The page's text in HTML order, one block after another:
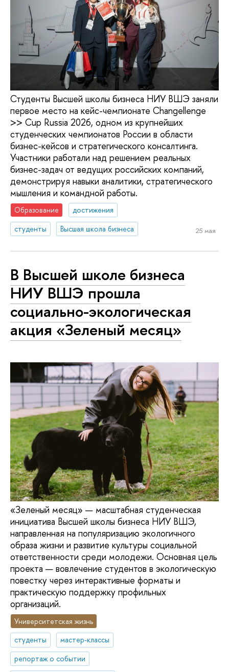
Студенты Высшей школы бизнеса НИУ ВШЭ заняли
первое место на кейс-чемпионате Changellenge
>> Cup Russia 2026, одном из крупнейших
студенческих чемпионатов России в области
бизнес-кейсов и стратегического консалтинга.
Участники работали над решением реальных
бизнес-задач от ведущих российских компаний,
демонстрируя навыки аналитики, стратегического
мышления и командной работы.
Образование
достижения
студенты
Высшая школа бизнеса 25 мая
В Высшей школе бизнеса
НИУ ВШЭ прошла
социально-экологическая
акция «Зеленый месяц»
«Зеленый месяц» — масштабная студенческая
инициатива Высшей школы бизнеса НИУ ВШЭ,
направленная на популяризацию экологичного
образа жизни и развитие культуры социальной
ответственности среди молодежи. Основная цель
проекта — вовлечение студентов в экологическую
повестку через интерактивные форматы и
практическую поддержку профильных
организаций.
Университетская жизнь
студенты
мастер-классы
репортаж о событии